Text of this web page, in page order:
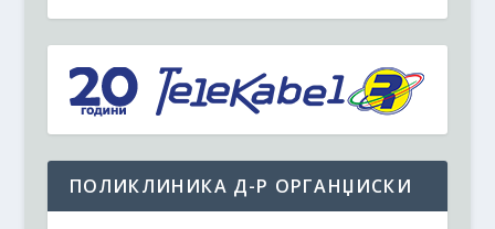
ПОЛИКЛИНИКА Д-Р ОРГАНЏИСКИ